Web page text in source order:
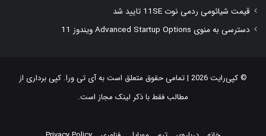
قیمت شیائومی ردمی نوت 11SE تایید شد
دسترسی به منوی Advanced Startup Options ویندوز 11
© کپی‌رایت 2026 | تمامی حقوق متعلق است به آی تی ورا. کپی برداری از
مطالب فقط با ذکر لینک مجاز است.